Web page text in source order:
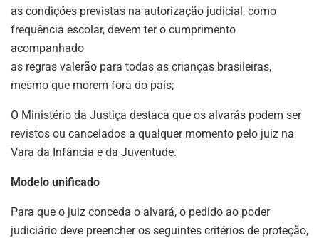
as condições previstas na autorização judicial, como
frequência escolar, devem ter o cumprimento
acompanhado
as regras valerão para todas as crianças brasileiras,
mesmo que morem fora do país;
O Ministério da Justiça destaca que os alvarás podem ser
revistos ou cancelados a qualquer momento pelo juiz na
Vara da Infância e da Juventude.
Modelo unificado
Para que o juiz conceda o alvará, o pedido ao poder
judiciário deve preencher os seguintes critérios de proteção,